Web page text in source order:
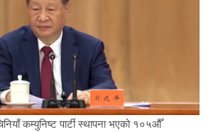
कम्युनिष्ट पार्टी स्थापना भएको १०५औँ